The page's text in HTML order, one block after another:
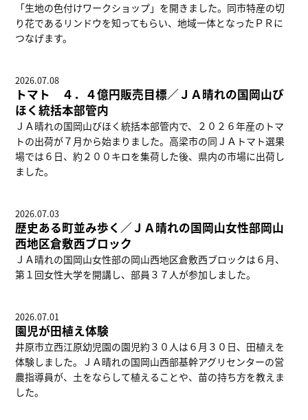
「生地の色付けワークショップ」を開きました。同市特産の切
り花であるリンドウを知ってもらい、地域一体となったＰＲに
つなげます。
2026.07.08
トマト ４．４億円販売目標／ＪＡ晴れの国岡山び
ほく統括本部管内
ＪＡ晴れの国岡山びほく統括本部管内で、２０２６年産のトマ
トの出荷が７月から始まりました。高梁市の同ＪＡトマト選果
場では６日、約２００キロを集荷した後、県内の市場に出荷し
ました。
2026.07.03
歴史ある町並み歩く／ＪＡ晴れの国岡山女性部岡山
西地区倉敷西ブロック
ＪＡ晴れの国岡山女性部の岡山西地区倉敷西ブロックは６月、
第１回女性大学を開講し、部員３７人が参加しました。
2026.07.01
園児が田植え体験
井原市立西江原幼児園の園児約３０人は６月３０日、田植えを
体験しました。ＪＡ晴れの国岡山西部基幹アグリセンターの営
農指導員が、土をならして植えることや、苗の持ち方を教えま
した。